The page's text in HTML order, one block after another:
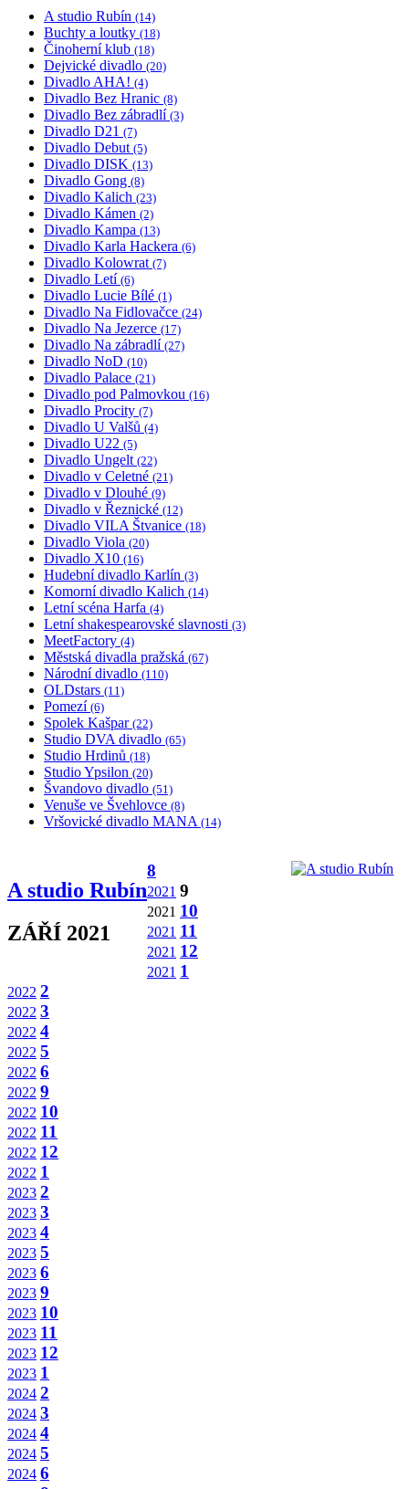
A studio Rubín (14)
Buchty a loutky (18)
Činoherní klub (18)
Dejvické divadlo (20)
Divadlo AHA! (4)
Divadlo Bez Hranic (8)
Divadlo Bez zábradlí (3)
Divadlo D21 (7)
Divadlo Debut (5)
Divadlo DISK (13)
Divadlo Gong (8)
Divadlo Kalich (23)
Divadlo Kámen (2)
Divadlo Kampa (13)
Divadlo Karla Hackera (6)
Divadlo Kolowrat (7)
Divadlo Letí (6)
Divadlo Lucie Bílé (1)
Divadlo Na Fidlovačce (24)
Divadlo Na Jezerce (17)
Divadlo Na zábradlí (27)
Divadlo NoD (10)
Divadlo Palace (21)
Divadlo pod Palmovkou (16)
Divadlo Procity (7)
Divadlo U Valšů (4)
Divadlo U22 (5)
Divadlo Ungelt (22)
Divadlo v Celetné (21)
Divadlo v Dlouhé (9)
Divadlo v Řeznické (12)
Divadlo VILA Štvanice (18)
Divadlo Viola (20)
Divadlo X10 (16)
Hudební divadlo Karlín (3)
Komorní divadlo Kalich (14)
Letní scéna Harfa (4)
Letní shakespearovské slavnosti (3)
MeetFactory (4)
Městská divadla pražská (67)
Národní divadlo (110)
OLDstars (11)
Pomezí (6)
Spolek Kašpar (22)
Studio DVA divadlo (65)
Studio Hrdinů (18)
Studio Ypsilon (20)
Švandovo divadlo (51)
Venuše ve Švehlovce (8)
Vršovické divadlo MANA (14)
A studio Rubín
ZÁŘÍ 2021
8
2021 9
2021 10
2021 11
2021 12
2021 1
2022 2
2022 3
2022 4
2022 5
2022 6
2022 9
2022 10
2022 11
2022 12
2022 1
2023 2
2023 3
2023 4
2023 5
2023 6
2023 9
2023 10
2023 11
2023 12
2023 1
2024 2
2024 3
2024 4
2024 5
2024 6